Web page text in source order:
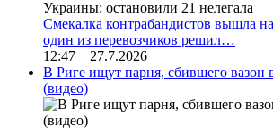
Смекалка контрабандистов вышла
один из перевозчиков решил…
12:47 27.7.2026
В Риге ищут парня, сбившего вазон
(видео)